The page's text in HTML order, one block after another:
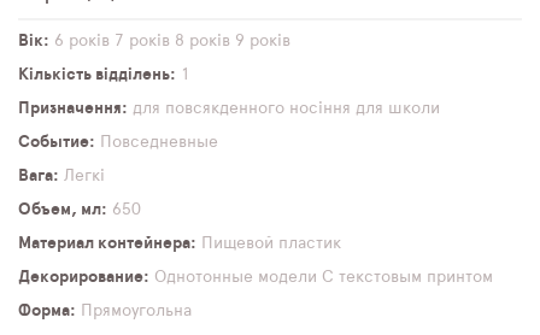
Вік 6 років 7 років 8 років 9 років
Кількість відділень
1
Призначення
для повсякденного носіння для школи
Событие
Повседневные
Вага
Легкі
Объем, мл
650
Материал контейнера
Пищевой пластик
Декорирование
Однотонные модели С текстовым принтом
Форма
Прямоугольна